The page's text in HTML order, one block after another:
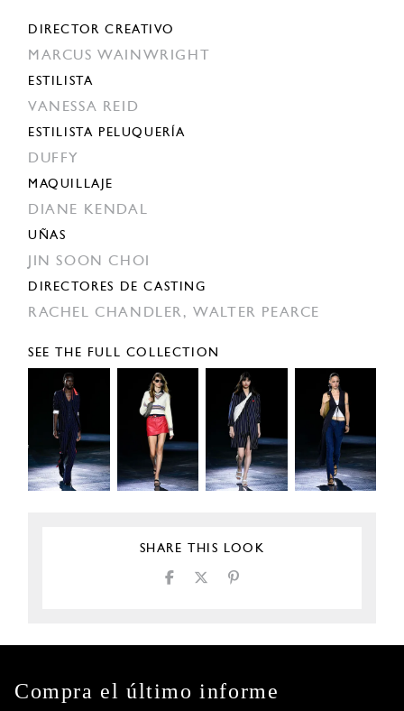
DIRECTOR CREATIVO
MARCUS WAINWRIGHT
ESTILISTA
VANESSA REID
ESTILISTA PELUQUERÍA
DUFFY
MAQUILLAJE
DIANE KENDAL
UÑAS
JIN SOON CHOI
DIRECTORES DE CASTING
RACHEL CHANDLER,WALTER PEARCE
SEE THE FULL COLLECTION
SHARE THIS LOOK
Compra el último informe